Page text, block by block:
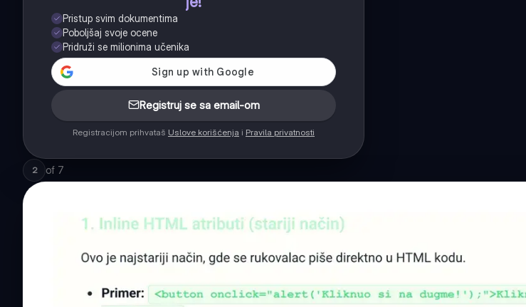
Pristup svim dokumentima
Poboljšaj svoje ocene
Pridruži se milionima učenika
Registruj se sa email-om
Registracijom prihvataš Uslove korišćenja i Pravila privatnosti
2 of 7